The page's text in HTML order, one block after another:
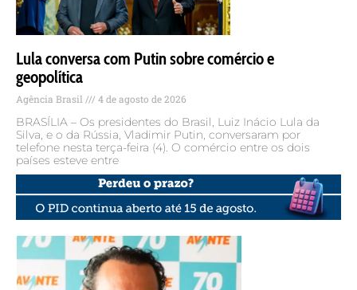
Lula conversa com Putin sobre comércio e
geopolítica
Agência Brasil 4 de agosto de 2026
BRASÍLIA – Os presidentes do Brasil, Luiz Inácio Lula da
Silva, e o da Rússia, Vladimir Putin, conversaram por
telefone nesta terça-feira (4). O comércio entre os dois
países esteve entre